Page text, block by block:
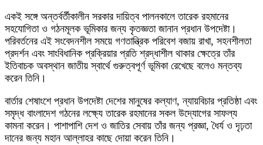
একই সঙ্গে অন্তর্বর্তীকালীন সরকার দায়িত্ব পালনকালে তারেক রহমানের
সহযোগিতা ও গঠনমূলক ভূমিকার জন্য কৃতজ্ঞতা জানান প্রধান উপদেষ্টা।
পরিবর্তনের এই সংবেদনশীল সময়ে গণতান্ত্রিক পরিবেশ বজায় রাখা, সহনশীলতা
প্রদর্শন এবং সাংবিধানিক প্রক্রিয়ার প্রতি শ্রদ্ধাশীল থাকার ক্ষেত্রে তাঁর
ইতিবাচক অবস্থান জাতীয় স্বার্থে গুরুত্বপূর্ণ ভূমিকা রেখেছে বলেও মন্তব্য
করেন তিনি।
বার্তার শেষাংশে প্রধান উপদেষ্টা দেশের মানুষের কল্যাণ, ন্যায়বিচার প্রতিষ্ঠা এবং
সমৃদ্ধ বাংলাদেশ গঠনের লক্ষ্যে তারেক রহমানের সকল উদ্যোগের সাফল্য
কামনা করেন। পাশাপাশি দেশ ও জাতির সেবায় তাঁর জন্য প্রজ্ঞা, ধৈর্য ও দৃঢ়তা
দানের জন্য মহান আল্লাহর কাছে দোয়া করেন তিনি।